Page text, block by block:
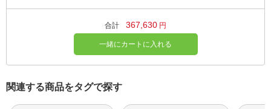
合計 367,630 円
一緒にカートに入れる
関連する商品をタグで探す